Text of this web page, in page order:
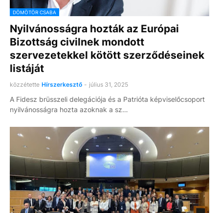
DÖMÖTÖR CSABA
Nyilvánosságra hozták az Európai
Bizottság civilnek mondott
szervezetekkel kötött szerződéseinek
listáját
közzétette Hírszerkesztő - július 31, 2025
A Fidesz brüsszeli delegációja és a Patrióta képviselőcsoport
nyilvánosságra hozta azoknak a sz…